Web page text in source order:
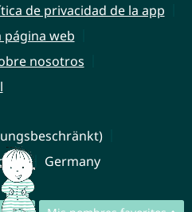
de privacidad de la app
página web
nosotros
Germany